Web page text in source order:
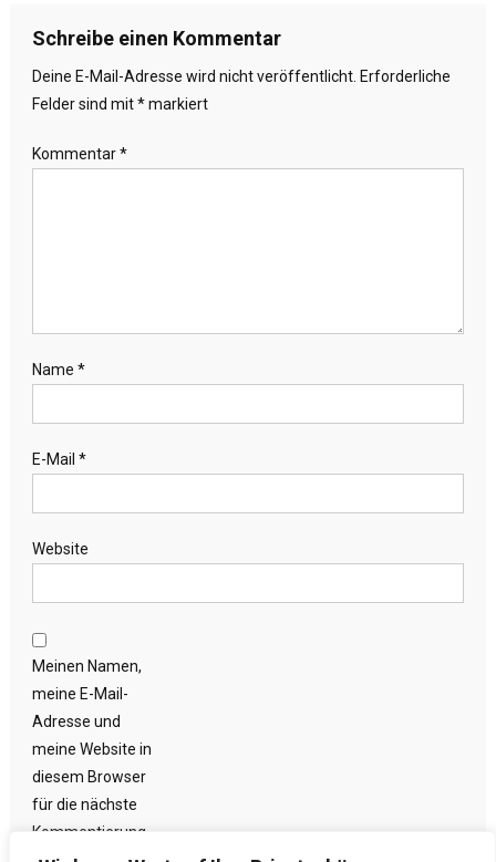
Schreibe einen Kommentar
Deine E-Mail-Adresse wird nicht veröffentlicht. Erforderliche
Felder sind mit*markiert
Kommentar*
Name *
E-Mail *
Website
Meinen Namen,
meine E-Mail-
Adresse und
meine Website in
diesem Browser
für die nächste
Kommentierung